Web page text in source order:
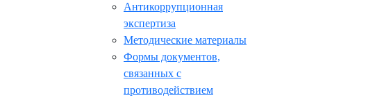
Антикоррупционная
экспертиза
Методические материалы
Формы документов,
связанных с
противодействием